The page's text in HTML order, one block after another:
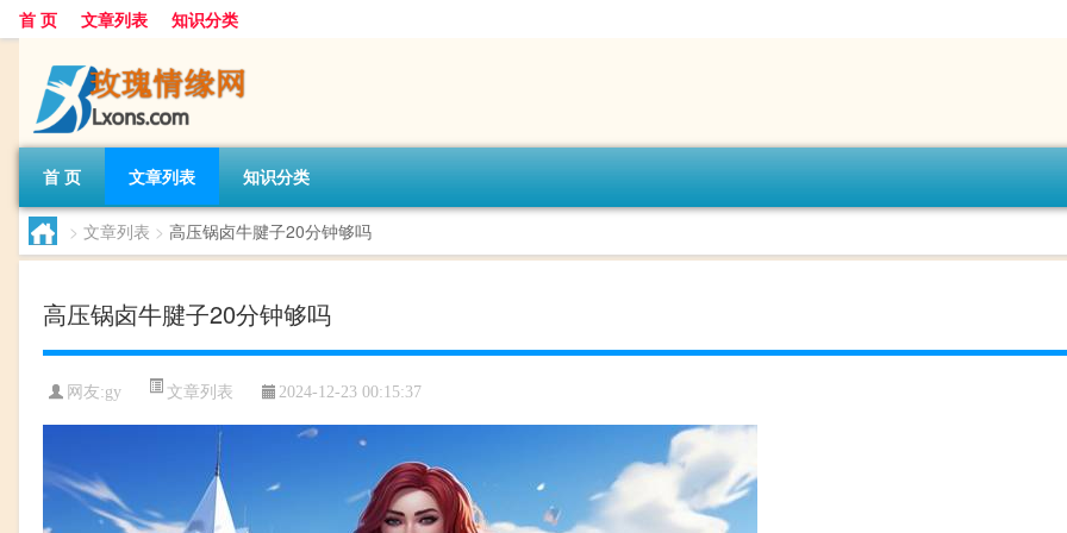
首 页 文章列表 知识分类
首 页 文章列表 知识分类
> 文章列表 > 高压锅卤牛腱子20分钟够吗
高压锅卤牛腱子20分钟够吗
网友:gy 文章列表 2024-12-23 00:15:37